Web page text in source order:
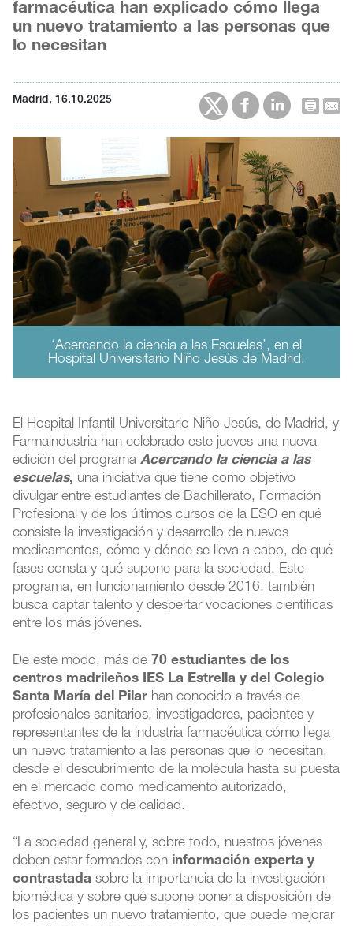
farmacéutica han explicado cómo llega
un nuevo tratamiento a las personas que
lo necesitan
Madrid, 16.10.2025
‘Acercando la ciencia a las Escuelas’, en el
Hospital Universitario Niño Jesús de Madrid.
El Hospital Infantil Universitario Niño Jesús, de Madrid, y
Farmaindustria han celebrado este jueves una nueva
edición del programa Acercando la ciencia a las
escuelas, una iniciativa que tiene como objetivo
divulgar entre estudiantes de Bachillerato, Formación
Profesional y de los últimos cursos de la ESO en qué
consiste la investigación y desarrollo de nuevos
medicamentos, cómo y dónde se lleva a cabo, de qué
fases consta y qué supone para la sociedad. Este
programa, en funcionamiento desde 2016, también
busca captar talento y despertar vocaciones científicas
entre los más jóvenes.
De este modo, más de 70 estudiantes de los
centros madrileños IES La Estrella y del Colegio
Santa María del Pilar han conocido a través de
profesionales sanitarios, investigadores, pacientes y
representantes de la industria farmacéutica cómo llega
un nuevo tratamiento a las personas que lo necesitan,
desde el descubrimiento de la molécula hasta su puesta
en el mercado como medicamento autorizado,
efectivo, seguro y de calidad.
“La sociedad general y, sobre todo, nuestros jóvenes
deben estar formados con información experta y
contrastada sobre la importancia de la investigación
biomédica y sobre qué supone poner a disposición de
los pacientes un nuevo tratamiento, que puede mejorar